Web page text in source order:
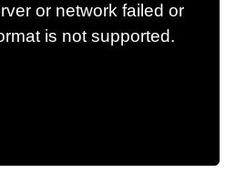
or network failed or
is not supported.